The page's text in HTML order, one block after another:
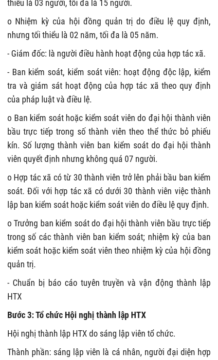
thiểu là 03 người, tối đa là 15 người.
o Nhiệm kỳ của hội đồng quản trị do điều lệ quy định,
nhưng tối thiểu là 02 năm, tối đa là 05 năm.
- Giám đốc: là người điều hành hoạt động của hợp tác xã.
- Ban kiểm soát, kiểm soát viên: hoạt động độc lập, kiểm
tra và giám sát hoạt động của hợp tác xã theo quy định
của pháp luật và điều lệ.
o Ban kiểm soát hoặc kiểm soát viên do đại hội thành viên
bầu trực tiếp trong số thành viên theo thể thức bỏ phiếu
kín. Số lượng thành viên ban kiểm soát do đại hội thành
viên quyết định nhưng không quá 07 người.
o Hợp tác xã có từ 30 thành viên trở lên phải bầu ban kiểm
soát. Đối với hợp tác xã có dưới 30 thành viên việc thành
lập ban kiểm soát hoặc kiểm soát viên do điều lệ quy định.
o Trưởng ban kiểm soát do đại hội thành viên bầu trực tiếp
trong số các thành viên ban kiểm soát; nhiệm kỳ của ban
kiểm soát hoặc kiểm soát viên theo nhiệm kỳ của hội đồng
quản trị.
- Chuẩn bị báo cáo tuyên truyền và vận động thành lập
HTX
Bước 3: Tổ chức Hội nghị thành lập HTX
Hội nghị thành lập HTX do sáng lập viên tổ chức.
Thành phần: sáng lập viên là cá nhân, người đại diện hợp